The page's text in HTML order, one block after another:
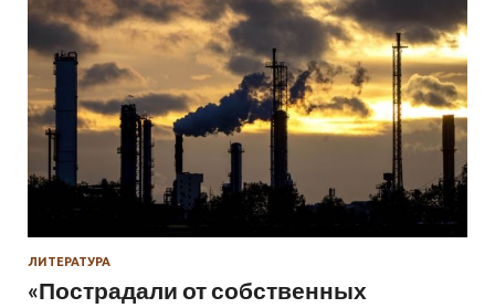
ЛИТЕРАТУРА
«Пострадали от собственных